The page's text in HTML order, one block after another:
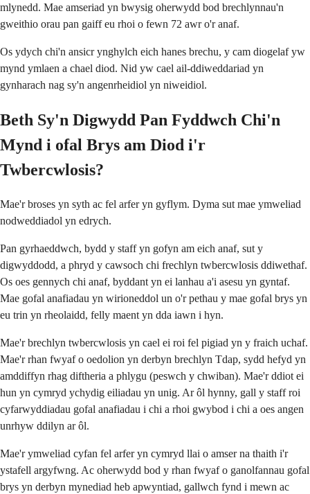
mlynedd. Mae amseriad yn bwysig oherwydd bod brechlynnau'n
gweithio orau pan gaiff eu rhoi o fewn 72 awr o'r anaf.
Os ydych chi'n ansicr ynghylch eich hanes brechu, y cam diogelaf yw
mynd ymlaen a chael diod. Nid yw cael ail-ddiweddariad yn
gynharach nag sy'n angenrheidiol yn niweidiol.
Beth Sy'n Digwydd Pan Fyddwch Chi'n
Mynd i ofal Brys am Diod i'r
Twbercwlosis?
Mae'r broses yn syth ac fel arfer yn gyflym. Dyma sut mae ymweliad
nodweddiadol yn edrych.
Pan gyrhaeddwch, bydd y staff yn gofyn am eich anaf, sut y
digwyddodd, a phryd y cawsoch chi frechlyn twbercwlosis ddiwethaf.
Os oes gennych chi anaf, byddant yn ei lanhau a'i asesu yn gyntaf.
Mae gofal anafiadau yn wirioneddol un o'r pethau y mae gofal brys yn
eu trin yn rheolaidd, felly maent yn dda iawn i hyn.
Mae'r brechlyn twbercwlosis yn cael ei roi fel pigiad yn y fraich uchaf.
Mae'r rhan fwyaf o oedolion yn derbyn brechlyn Tdap, sydd hefyd yn
amddiffyn rhag diftheria a phlygu (peswch y chwiban). Mae'r ddiot ei
hun yn cymryd ychydig eiliadau yn unig. Ar ôl hynny, gall y staff roi
cyfarwyddiadau gofal anafiadau i chi a rhoi gwybod i chi a oes angen
unrhyw ddilyn ar ôl.
Mae'r ymweliad cyfan fel arfer yn cymryd llai o amser na thaith i'r
ystafell argyfwng. Ac oherwydd bod y rhan fwyaf o ganolfannau gofal
brys yn derbyn mynediad heb apwyntiad, gallwch fynd i mewn ac